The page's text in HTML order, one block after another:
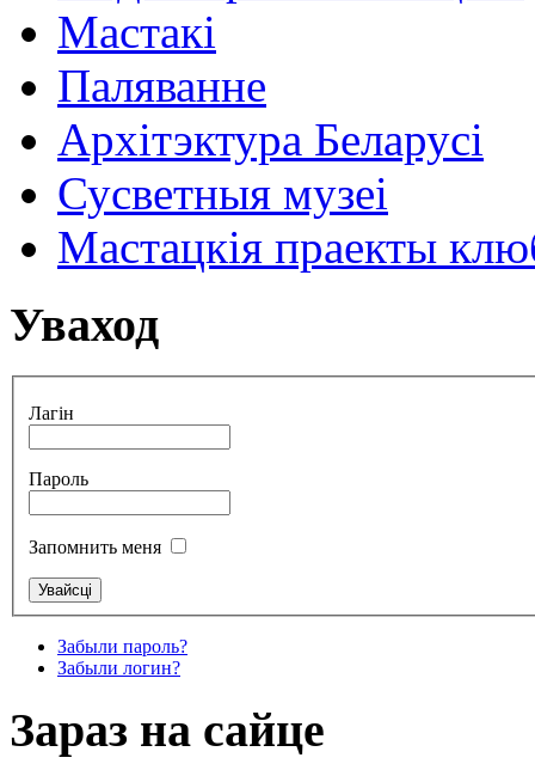
Мастакі
Паляванне
Архітэктура Беларусі
Сусветныя музеі
Мастацкія праекты
Уваход
Лагін
Пароль
Запомнить меня
Забыли пароль?
Забыли логин?
Зараз на сайце